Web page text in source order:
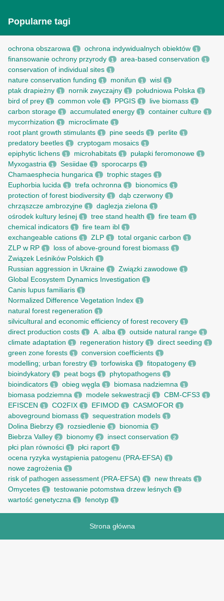
Popularne tagi
ochrona obszarowa 1 ochrona indywidualnych obiektów 1
finansowanie ochrony przyrody 1 area-based conservation 1
conservation of individual sites 1
nature conservation funding 1 monifun 1 wisl 1
ptak drapieżny 1 nornik zwyczajny 1 południowa Polska 1
bird of prey 1 common vole 1 PPGIS 1 live biomass 1
carbon storage 1 accumulated energy 1 container culture 1
mycorrhization 1 microclimate 1
root рlant growth stimulants 1 pine seeds 1 perlite 1
predatory beetles 1 cryptogam mosaics 1
epiphytic lichens 1 microhabitats 1 pułapki feromonowe 1
Myxogastria 1 Sesiidae 1 sporocarps 1
Chamaesphecia hungarica 1 trophic stages 1
Euphorbia lucida 1 trefa ochronna 1 bionomics 1
protection of forest biodiversity 1 dąb czerwony 1
chrząszcze ambrozyjne 1 daglezja zielona 1
ośrodek kultury leśnej 1 tree stand health 1 fire team 1
chemical indicators 1 fire team ibl 1
exchangeable cations 1 ZLP 1 total organic carbon 1
ZLP w RP 1 loss of above-ground forest biomass 1
Związek Leśników Polskich 1
Russian aggression in Ukraine 1 Związki zawodowe 1
Global Ecosystem Dynamics Investigation 1
Canis lupus familiaris 1
Normalized Difference Vegetation Index 1
natural forest regeneration 1
silvicultural and economic efficiency of forest recovery 1
direct production costs 1 A. alba 1 outside natural range 1
climate adaptation 1 regeneration history 1 direct seeding 1
green zone forests 1 conversion coefficients 1
modelling; urban forestry 1 torfowiska 1 fitopatogeny 1
bioindykatory 1 peat bogs 1 phytopathogens 1
bioindicators 1 obieg węgla 1 biomasa nadziemna 1
biomasa podziemna 1 modele sekwestracji 1 CBM-CFS3 1
EFISCEN 1 CO2FIX 1 EFIMOD 1 CASMOFOR 1
aboveground biomass 1 sequestration models 1
Dolina Biebrzy 2 rozsiedlenie 3 bionomia 3
Biebrza Valley 2 bionomy 2 insect conservation 2
płci plan równości 1 płci raport 1
ocena ryzyka wystąpienia patogenu (PRA-EFSA) 1
nowe zagrożenia 1
risk of pathogen assessment (PRA-EFSA) 1 new threats 1
Omycetes 1 testowanie potomstwa drzew leśnych 1
wartość genetyczna 1 fenotyp 1
Strona główna